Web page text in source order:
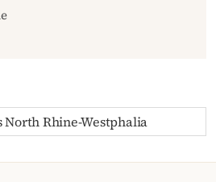
North Rhine-Westphalia